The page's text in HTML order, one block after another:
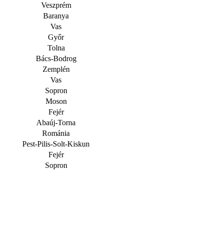
Veszprém
Baranya
Vas
Győr
Tolna
Bács-Bodrog
Zemplén
Vas
Sopron
Moson
Fejér
Abaúj-Torna
Románia
Pest-Pilis-Solt-Kiskun
Fejér
Sopron